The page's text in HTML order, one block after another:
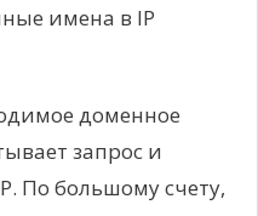
имена в IP
доменное
запрос и
По большому счету,